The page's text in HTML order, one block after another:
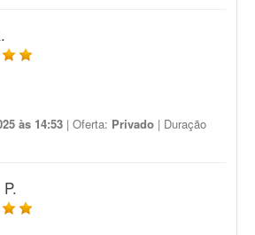
às 14:53 | Oferta: Privado | Duração